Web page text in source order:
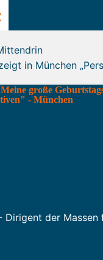
in München
Dirigent der Massen